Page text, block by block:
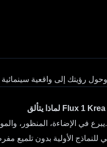
لماذا يتألق Flux 1 Krea
يبرع في الإضاءة، المنظور، والمواد.